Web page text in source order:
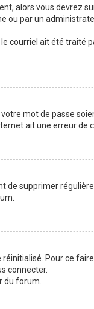
alors vous devrez
par un
courriel ait été traité
mot de passe
ait une erreur de
de supprimer
Pour ce
connecter.
du forum.